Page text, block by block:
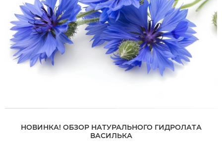
НОВИНКА! ОБЗОР НАТУРАЛЬНОГО ГИДРОЛАТА
ВАСИЛЬКА